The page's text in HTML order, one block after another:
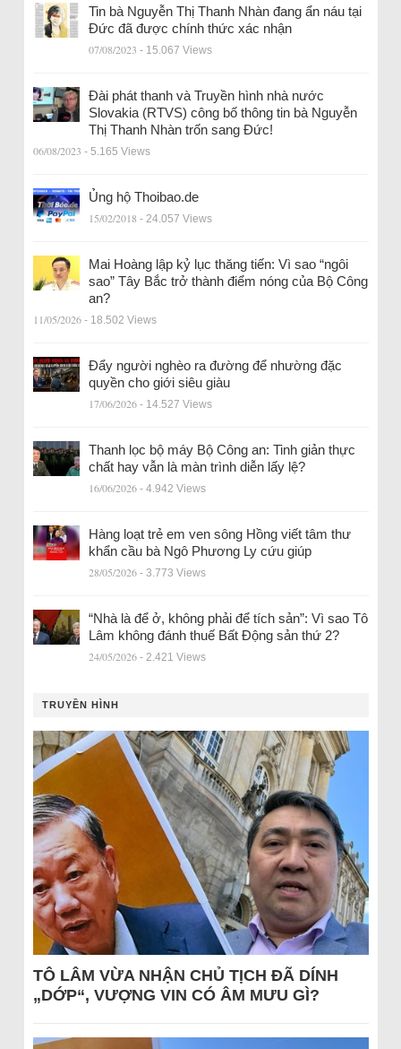
Tin bà Nguyễn Thị Thanh Nhàn đang ẩn náu tại
Đức đã được chính thức xác nhận
07/08/2023 - 15.067 Views
Đài phát thanh và Truyền hình nhà nước
Slovakia (RTVS) công bố thông tin bà Nguyễn
Thị Thanh Nhàn trốn sang Đức!
06/08/2023 - 5.165 Views
Ủng hộ Thoibao.de
15/02/2018 - 24.057 Views
Mai Hoàng lập kỷ lục thăng tiến: Vì sao “ngôi
sao” Tây Bắc trở thành điểm nóng của Bộ Công
an?
11/05/2026 - 18.502 Views
Đẩy người nghèo ra đường để nhường đặc
quyền cho giới siêu giàu
17/06/2026 - 14.527 Views
Thanh lọc bộ máy Bộ Công an: Tinh giản thực
chất hay vẫn là màn trình diễn lấy lệ?
16/06/2026 - 4.942 Views
Hàng loạt trẻ em ven sông Hồng viết tâm thư
khẩn cầu bà Ngô Phương Ly cứu giúp
28/05/2026 - 3.773 Views
“Nhà là để ở, không phải để tích sản”: Vì sao Tô
Lâm không đánh thuế Bất Động sản thứ 2?
24/05/2026 - 2.421 Views
TRUYỀN HÌNH
TÔ LÂM VỪA NHẬN CHỦ TỊCH ĐÃ DÍNH
„DỚP“, VƯỢNG VIN CÓ ÂM MƯU GÌ?